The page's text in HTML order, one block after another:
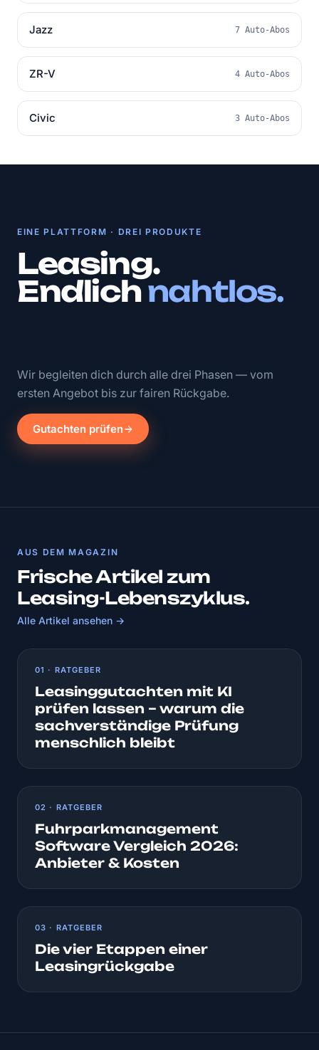
Jazz 7 Auto-Abos
ZR-V 4 Auto-Abos
Civic 3 Auto-Abos
EINE PLATTFORM · DREI PRODUKTE
Leasing.
Endlichnahtlos.
Wir begleiten dich durch alle drei Phasen — vom
ersten Angebot bis zur fairen Rückgabe.
Gutachten prüfen
AUS DEM MAGAZIN
Frische Artikel zum
Leasing-Lebenszyklus.
Alle Artikel ansehen →
01 · RATGEBER
Leasinggutachten mit KI
prüfen lassen – warum die
sachverständige Prüfung
menschlich bleibt
02 · RATGEBER
Fuhrparkmanagement
Software Vergleich 2026:
Anbieter & Kosten
03 · RATGEBER
Die vier Etappen einer
Leasingrückgabe